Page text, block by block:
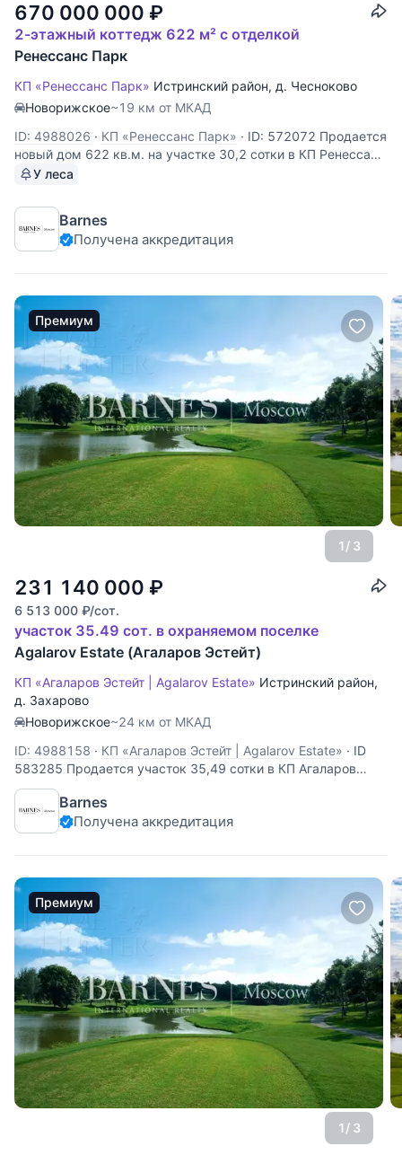
670 000 000 ₽
2-этажный коттедж 622 м² с отделкой
Ренессанс Парк
КП «Ренессанс Парк» Истринский район, д. Чесноково
Новорижское~19 км от МКАД
ID: 4988026 · КП «Ренессанс Парк» · ID: 572072 Продается
новый дом 622 кв.м. на участке 30,2 сотки в КП Ренессанс
Парк. 20 км от МКАД по Новорижскому шоссе.
двумя спальнями, кабинет, уютная гостиная-столовая-
кухня площадью
У леса
Barnes
Получена аккредитация
Премиум
1/ 3
231 140 000 ₽
6 513 000 ₽/сот.
участок 35.49 сот. в охраняемом поселке
Agalarov Estate (Агаларов Эстейт)
КП «Агаларов Эстейт | Agalarov Estate» Истринский район,
д. Захарово
Новорижское~24 км от МКАД
ID: 4988158 · КП «Агаларов Эстейт | Agalarov Estate» · ID
583285 Продается участок 35,49 сотки в КП Агаларов
Эстейт. 23 км. от МКАД по Новорижскому шоссе.
Коммуникации центральные по границе участка. Земля
ИЖС. Есть участки от 31 до 130 соток.
Barnes
Получена аккредитация
Премиум
1/ 3